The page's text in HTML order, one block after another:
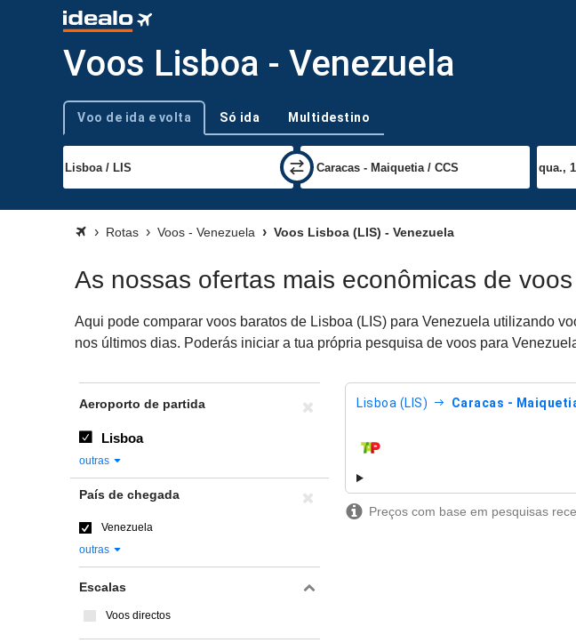
Voos Lisboa - Venezuela
Tipo de viagem
Voo de ida e volta Só ida Multidestino
Rotas Voos - Venezuela Voos Lisboa (LIS) - Venezuela
As nossas ofertas mais econômicas de
Aqui pode comparar voos baratos de Lisboa (LIS) para Venezuela utilizando
nos últimos dias. Poderás iniciar a tua própria pesquisa de voos para
Lisboa (LIS) Caracas -
companhias aéreas
Preços com base em pesquisas
Aeroporto de partida
Lisboa
outras
País de chegada
Venezuela
outras
Escalas
Voos directos